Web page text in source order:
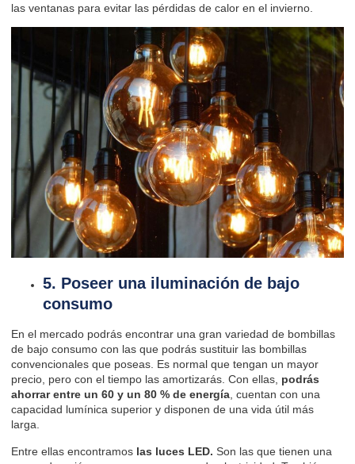
las ventanas para evitar las pérdidas de calor en el invierno.
5. Poseer una iluminación de bajo
consumo
En el mercado podrás encontrar una gran variedad de bombillas
de bajo consumo con las que podrás sustituir las bombillas
convencionales que poseas. Es normal que tengan un mayor
precio, pero con el tiempo las amortizarás. Con ellas, podrás
ahorrar entre un 60 y un 80 % de energía, cuentan con una
capacidad lumínica superior y disponen de una vida útil más
larga.
Entre ellas encontramos las luces LED. Son las que tienen una